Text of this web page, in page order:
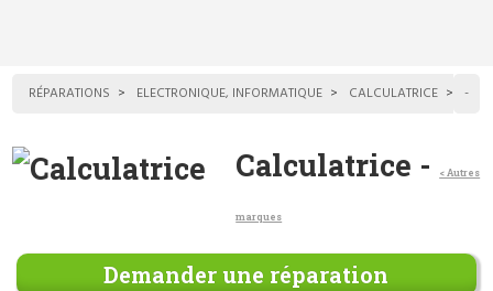
RÉPARATIONS ELECTRONIQUE, INFORMATIQUE CALCULATRICE -
Calculatrice - < Autres
marques
Demander une réparation